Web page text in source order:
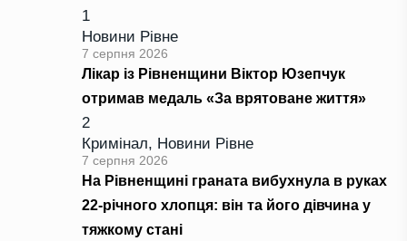
1
Новини Рівне
7 серпня 2026
Лікар із Рівненщини Віктор Юзепчук
отримав медаль «За врятоване життя»
2
Кримінал, Новини Рівне
7 серпня 2026
На Рівненщині граната вибухнула в руках
22-річного хлопця: він та його дівчина у
тяжкому стані